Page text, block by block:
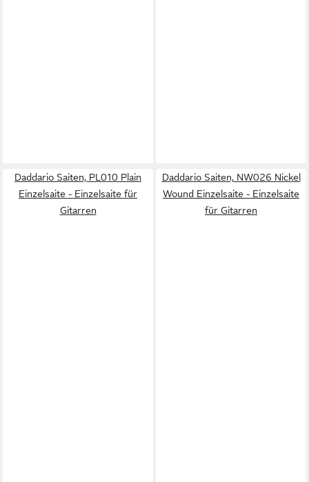
Daddario Saiten, PL010 Plain
Einzelsaite - Einzelsaite für
Gitarren
Daddario Saiten, NW026 Nickel
Wound Einzelsaite - Einzelsaite
für Gitarren